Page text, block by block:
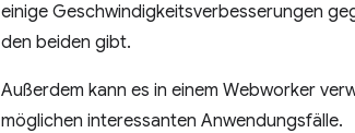
einige Geschwindigkeitsverbesserungen
den beiden gibt.
Außerdem kann es in einem Webworker
möglichen interessanten Anwendungsfälle.